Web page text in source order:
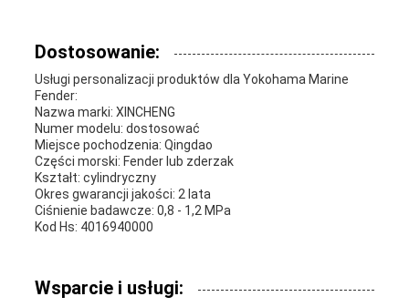
Dostosowanie:
Usługi personalizacji produktów dla Yokohama Marine
Fender:
Nazwa marki: XINCHENG
Numer modelu: dostosować
Miejsce pochodzenia: Qingdao
Części morski: Fender lub zderzak
Kształt: cylindryczny
Okres gwarancji jakości: 2 lata
Ciśnienie badawcze: 0,8 - 1,2 MPa
Kod Hs: 4016940000
Wsparcie i usługi: